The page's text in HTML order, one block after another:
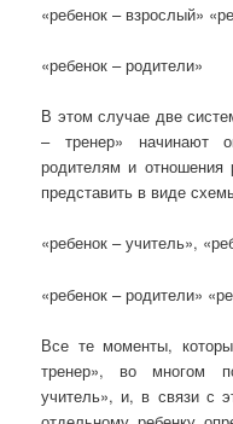
«ребенок – взрослый»
«ребенок – родители»
В этом случае две
– тренер» начинают
родителям и
представить в виде
«ребенок – учитель»,
«ребенок – родители»
Все те моменты,
тренер», во многом
учитель», и, в связи с